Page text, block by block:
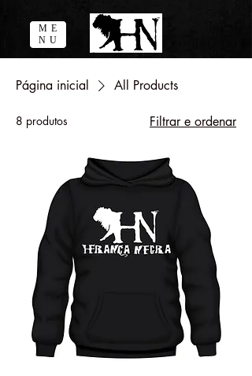
ME
NU
Página inicial All Products
8 produtos Filtrar e ordenar